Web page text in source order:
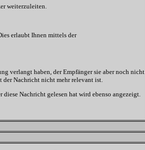
weiterzuleiten.
erlaubt Ihnen mittels der
verlangt haben, der Empfänger sie aber noch nicht
der Nachricht nicht mehr relevant ist.
Nachricht gelesen hat wird ebenso angezeigt.